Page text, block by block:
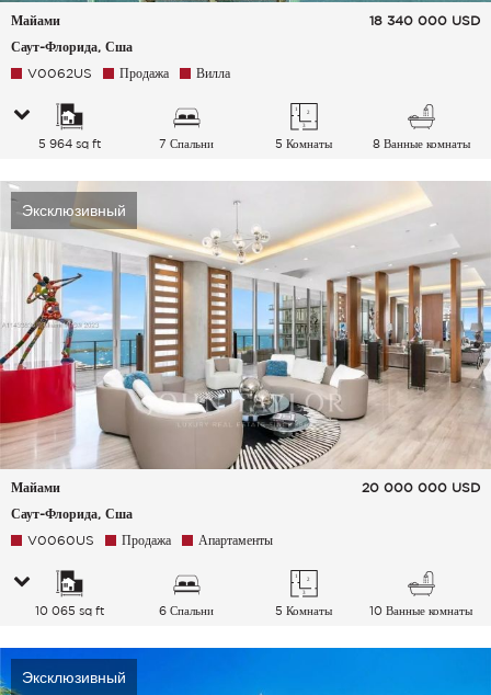
Майами
Саут-Флорида, Сша
18 340 000 USD
V0062US Продажа Вилла
5 964 sq ft 7 Спальни 5 Комнаты 8 Ванные комнаты
Эксклюзивный
Майами
Саут-Флорида, Сша
20 000 000 USD
V0060US Продажа Апартаменты
10 065 sq ft 6 Спальни 5 Комнаты 10 Ванные комнаты
Эксклюзивный